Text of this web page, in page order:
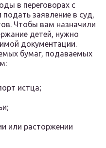
в переговорах с
заявление в суд,
Чтобы вам назначили
детей, нужно
документации.
бумаг, подаваемых
истца;
или расторжении